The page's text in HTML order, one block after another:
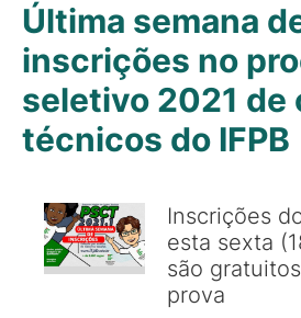
Última semana
inscrições no
seletivo 2021 de
técnicos do IFPB
Inscrições
esta sexta
são
prova